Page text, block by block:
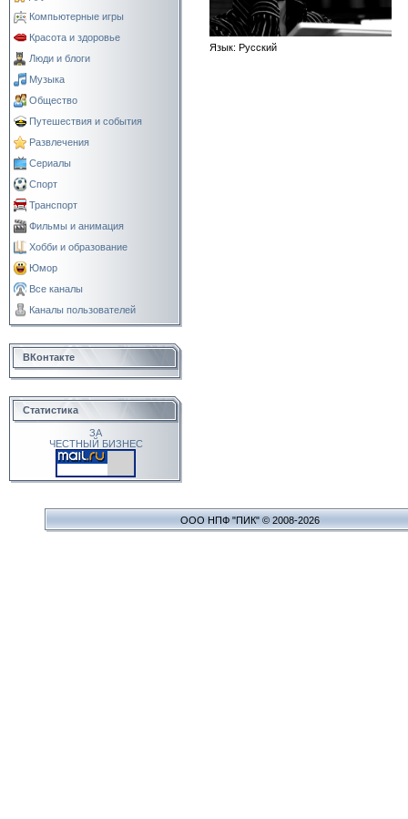
Компьютерные игры
Красота и здоровье
Люди и блоги
Музыка
Общество
Путешествия и события
Развлечения
Сериалы
Спорт
Транспорт
Фильмы и анимация
Хобби и образование
Юмор
Все каналы
Каналы пользователей
ВКонтакте
Статистика
ЗА
ЧЕСТНЫЙ БИЗНЕС
Язык: Русский
ООО НПФ "ПИК" © 2008-2026